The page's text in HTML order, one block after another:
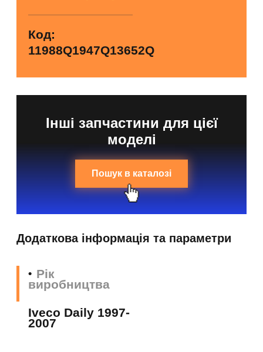
Код:
11988Q1947Q13652Q
Інші запчастини для цієї
моделі
Пошук в каталозі
Додаткова інформація та параметри
Рік
виробництва
Iveco Daily 1997-
2007